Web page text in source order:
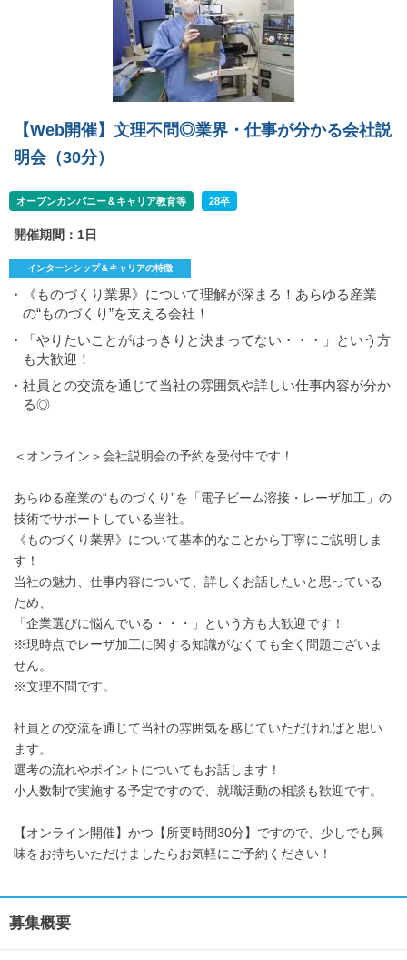
【Web開催】文理不問◎業界・仕事が分かる会社説
明会（30分）
オープンカンパニー＆キャリア教育等 28卒
開催期間：1日
インターンシップ＆キャリアの特徴
・《ものづくり業界》について理解が深まる！あらゆる産業
の“ものづくり”を支える会社！
・「やりたいことがはっきりと決まってない・・・」という方
も大歓迎！
・社員との交流を通じて当社の雰囲気や詳しい仕事内容が分か
る◎
＜オンライン＞会社説明会の予約を受付中です！
あらゆる産業の“ものづくり”を「電子ビーム溶接・レーザ加工」の
技術でサポートしている当社。
《ものづくり業界》について基本的なことから丁寧にご説明しま
す！
当社の魅力、仕事内容について、詳しくお話したいと思っている
ため、
「企業選びに悩んでいる・・・」という方も大歓迎です！
※現時点でレーザ加工に関する知識がなくても全く問題ございま
せん。
※文理不問です。
社員との交流を通じて当社の雰囲気を感じていただければと思い
ます。
選考の流れやポイントについてもお話します！
小人数制で実施する予定ですので、就職活動の相談も歓迎です。
【オンライン開催】かつ【所要時間30分】ですので、少しでも興
味をお持ちいただけましたらお気軽にご予約ください！
募集概要